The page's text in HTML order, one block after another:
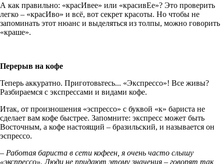
А как правильно: «красИвее» или «красивЕе»? Это проверить
легко – «красИво» и всё, вот секрет красоты. Но чтобы не
запоминать этот нюанс и выделяться из толпы, можно говорить
«краше».
Перерыв на кофе
Теперь аккуратно. Приготовьтесь... «Экспрессо»! Все живы?
Разбираемся с экспрессами и видами кофе.
Итак, от произношения «эспрессо» с буквой «к» бариста не
сделает вам кофе быстрее. Запомните: экспресс может быть
Восточным, а кофе настоящий – бразильский, и называется он
эспрессо.
– Работая бариста в сети кофеен, я очень часто слышу
«экспрессо». Люди не придают этому значения – говорят так,